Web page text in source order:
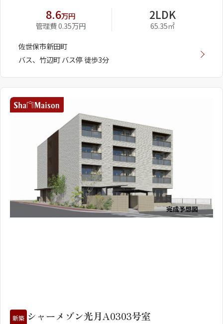
8.6万円
管理費 0.35万円
2LDK
65.35㎡
佐世保市新田町
バス、竹辺町 バス停 徒歩3分
新築 シャーメゾン光月A0303号室